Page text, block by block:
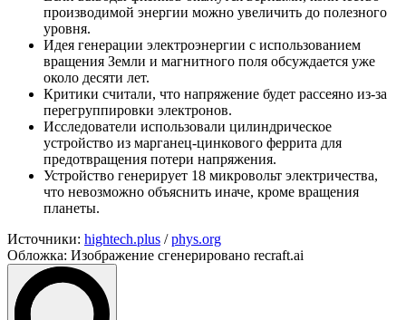
производимой энергии можно увеличить до полезного
уровня.
Идея генерации электроэнергии с использованием
вращения Земли и магнитного поля обсуждается уже
около десяти лет.
Критики считали, что напряжение будет рассеяно из-за
перегруппировки электронов.
Исследователи использовали цилиндрическое
устройство из марганец-цинкового феррита для
предотвращения потери напряжения.
Устройство генерирует 18 микровольт электричества,
что невозможно объяснить иначе, кроме вращения
планеты.
Источники: hightech.plus /phys.org
Обложка: Изображение сгенерировано recraft.ai